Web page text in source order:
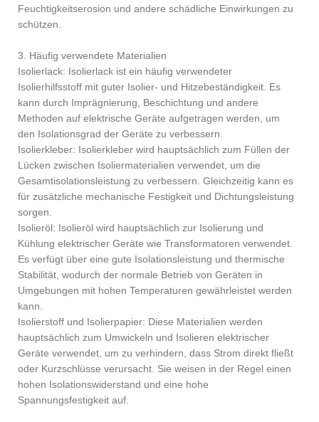
Feuchtigkeitserosion und andere schädliche Einwirkungen zu
schützen.
3. Häufig verwendete Materialien
Isolierlack: Isolierlack ist ein häufig verwendeter
Isolierhilfsstoff mit guter Isolier- und Hitzebeständigkeit. Es
kann durch Imprägnierung, Beschichtung und andere
Methoden auf elektrische Geräte aufgetragen werden, um
den Isolationsgrad der Geräte zu verbessern.
Isolierkleber: Isolierkleber wird hauptsächlich zum Füllen der
Lücken zwischen Isoliermaterialien verwendet, um die
Gesamtisolationsleistung zu verbessern. Gleichzeitig kann es
für zusätzliche mechanische Festigkeit und Dichtungsleistung
sorgen.
Isolieröl: Isolieröl wird hauptsächlich zur Isolierung und
Kühlung elektrischer Geräte wie Transformatoren verwendet.
Es verfügt über eine gute Isolationsleistung und thermische
Stabilität, wodurch der normale Betrieb von Geräten in
Umgebungen mit hohen Temperaturen gewährleistet werden
kann.
Isolierstoff und Isolierpapier: Diese Materialien werden
hauptsächlich zum Umwickeln und Isolieren elektrischer
Geräte verwendet, um zu verhindern, dass Strom direkt fließt
oder Kurzschlüsse verursacht. Sie weisen in der Regel einen
hohen Isolationswiderstand und eine hohe
Spannungsfestigkeit auf.